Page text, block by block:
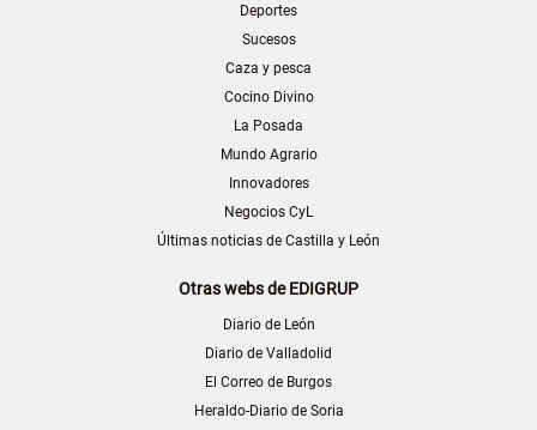
Deportes
Sucesos
Caza y pesca
Cocino Divino
La Posada
Mundo Agrario
Innovadores
Negocios CyL
Últimas noticias de Castilla y León
Otras webs de EDIGRUP
Diario de León
Diario de Valladolid
El Correo de Burgos
Heraldo-Diario de Soria